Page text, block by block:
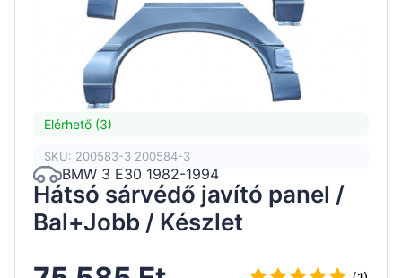
Elérhető (3)
SKU: 200583-3 200584-3
BMW 3 E30 1982-1994
Hátsó sárvédő javító panel /
Bal+Jobb / Készlet